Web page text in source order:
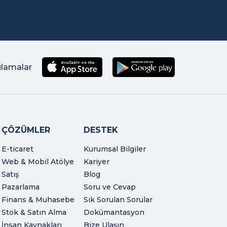
ÇÖZÜMLER
E-ticaret
Web & Mobil Atölye
Satış
Pazarlama
Finans & Muhasebe
Stok & Satın Alma
İnsan Kaynakları
DESTEK
Kurumsal Bilgiler
Kariyer
Blog
Soru ve Cevap
Sık Sorulan Sorular
Dokümantasyon
Bize Ulaşın